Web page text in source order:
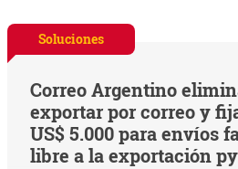
Soluciones
Correo Argentino
exportar por correo y
US$ 5.000 para envíos
libre a la exportación